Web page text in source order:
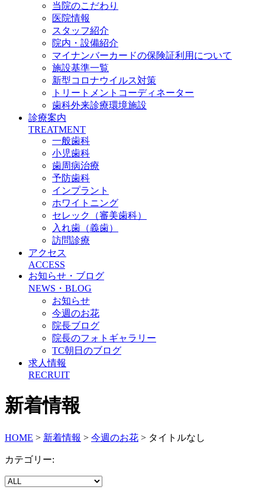
当院のこだわり
医院情報
スタッフ紹介
院内・設備紹介
マイナンバーカードの保険証利用について
施設基準一覧
新型コロナウイルス対策
トリートメントコーディネーター
歯科外来診療環境施設
診療案内
TREATMENT
一般歯科
小児歯科
歯周病治療
予防歯科
インプラント
ホワイトニング
セレック（審美歯科）
入れ歯（義歯）
訪問診療
アクセス
ACCESS
お知らせ・ブログ
NEWS・BLOG
お知らせ
今週のお花
院長ブログ
院長のフォトギャラリー
TC朝日のブログ
求人情報
RECRUIT
新着情報
HOME > 新着情報 > 今週のお花 > タイトルなし
カテゴリー: